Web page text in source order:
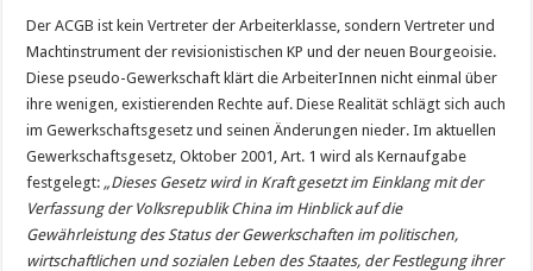
Der ACGB ist kein Vertreter der Arbeiterklasse, sondern Vertreter und
Machtinstrument der revisionistischen KP und der neuen Bourgeoisie.
Diese pseudo-Gewerkschaft klärt die ArbeiterInnen nicht einmal über
ihre wenigen, existierenden Rechte auf. Diese Realität schlägt sich auch
im Gewerkschaftsgesetz und seinen Änderungen nieder. Im aktuellen
Gewerkschaftsgesetz, Oktober 2001, Art. 1 wird als Kernaufgabe
festgelegt: „Dieses Gesetz wird in Kraft gesetzt im Einklang mit der
Verfassung der Volksrepublik China im Hinblick auf die
Gewährleistung des Status der Gewerkschaften im politischen,
wirtschaftlichen und sozialen Leben des Staates, der Festlegung ihrer